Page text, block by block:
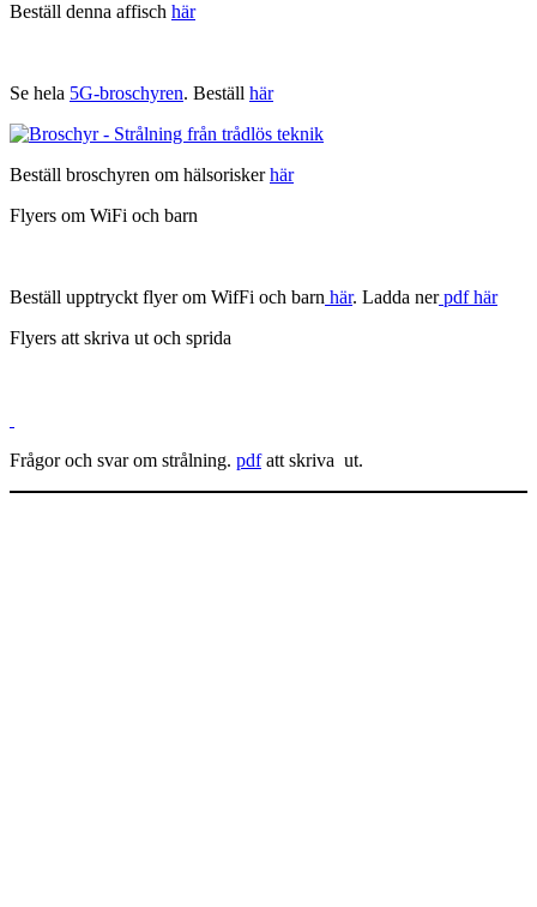
Beställ denna affisch här
Se hela 5G-broschyren. Beställ här
Beställ broschyren om hälsoriskerhär
Flyers om WiFi och barn
Beställ upptryckt flyer om WifFi och barn här. Ladda nerpdf här
Flyers att skriva ut och sprida
Frågor och svar om strålning. pdfatt skriva ut.